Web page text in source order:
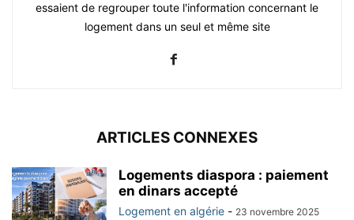
essaient de regrouper toute l'information concernant le
logement dans un seul et même site
ARTICLES CONNEXES
Logements diaspora : paiement
en dinars accepté
Logement en algérie - 23 novembre 2025